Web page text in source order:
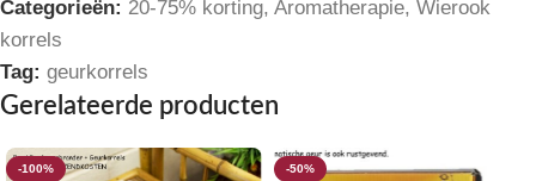
Categorieën: 20-75% korting, Aromatherapie, Wierook
korrels
Tag: geurkorrels
Gerelateerde producten
-100% -50%